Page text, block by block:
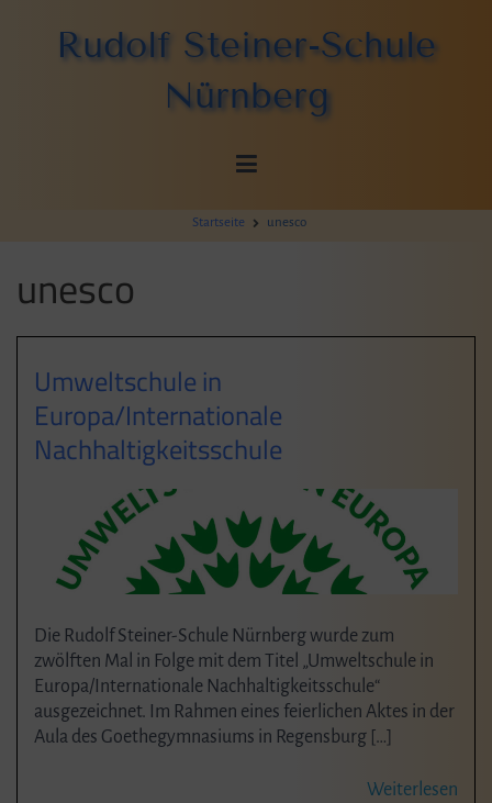
springenRudolf Steiner-Schule
Nürnberg
Startseite unesco
unesco
Umweltschule in
Europa/Internationale
Nachhaltigkeitsschule
Die Rudolf Steiner-Schule Nürnberg wurde zum
zwölften Mal in Folge mit dem Titel „Umweltschule in
Europa/Internationale Nachhaltigkeitsschule“
ausgezeichnet. Im Rahmen eines feierlichen Aktes in der
Aula des Goethegymnasiums in Regensburg […]
Weiterlesen